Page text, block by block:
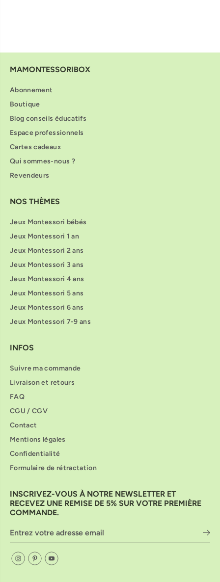
MAMONTESSORIBOX
Abonnement
Boutique
Blog conseils éducatifs
Espace professionnels
Cartes cadeaux
Qui sommes-nous ?
Revendeurs
NOS THÈMES
Jeux Montessori bébés
Jeux Montessori 1 an
Jeux Montessori 2 ans
Jeux Montessori 3 ans
Jeux Montessori 4 ans
Jeux Montessori 5 ans
Jeux Montessori 6 ans
Jeux Montessori 7-9 ans
INFOS
Suivre ma commande
Livraison et retours
FAQ
CGU / CGV
Contact
Mentions légales
Confidentialité
Formulaire de rétractation
INSCRIVEZ-VOUS À NOTRE NEWSLETTER ET
RECEVEZ UNE REMISE DE 5% SUR VOTRE PREMIÈRE
COMMANDE.